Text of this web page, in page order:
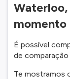
momento
É possível
de
Te mostramos